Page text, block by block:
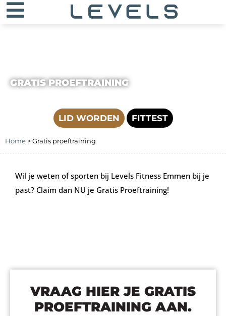
GRATIS PROEFTRAINING
LID WORDEN FITTEST
Home >Gratis proeftraining
Wil je weten of sporten bij Levels Fitness Emmen bij je
past? Claim dan NU je Gratis Proeftraining!
VRAAG HIER JE GRATIS
PROEFTRAINING AAN.